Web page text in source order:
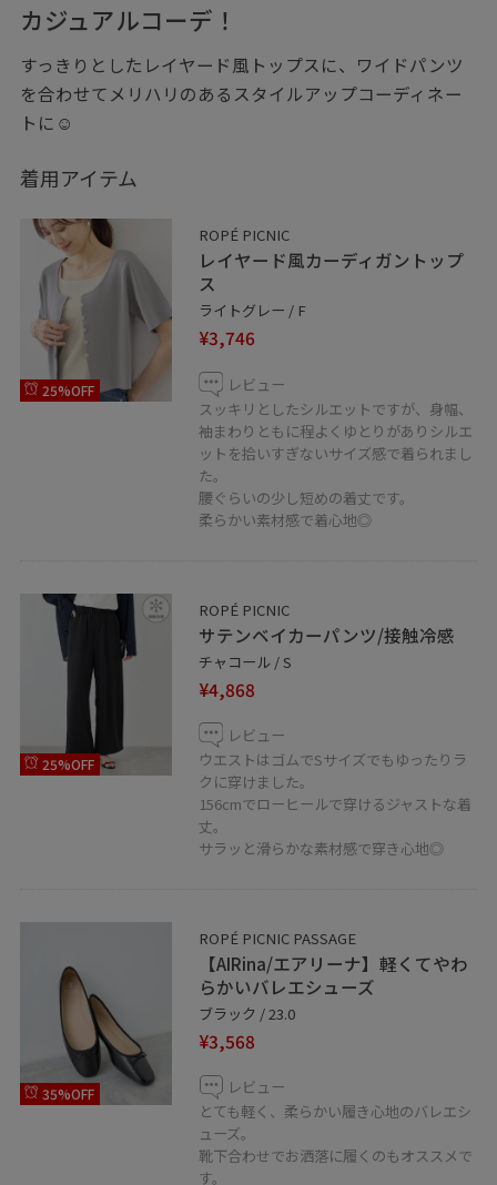
カジュアルコーデ！
すっきりとしたレイヤード風トップスに、ワイドパンツ
を合わせてメリハリのあるスタイルアップコーディネー
トに☺︎
着用アイテム
25%OFF
ROPÉ PICNIC
レイヤード風カーディガントップ
ス
ライトグレー / F
¥3,746
レビュー
スッキリとしたシルエットですが、身幅、
袖まわりともに程よくゆとりがありシルエ
ットを拾いすぎないサイズ感で着られまし
た。
腰ぐらいの少し短めの着丈です。
柔らかい素材感で着心地◎
25%OFF
ROPÉ PICNIC
サテンベイカーパンツ/接触冷感
チャコール / S
¥4,868
レビュー
ウエストはゴムでSサイズでもゆったりラ
クに穿けました。
156cmでローヒールで穿けるジャストな着
丈。
サラッと滑らかな素材感で穿き心地◎
35%OFF
ROPÉ PICNIC PASSAGE
【AIRina/エアリーナ】軽くてやわ
らかいバレエシューズ
ブラック / 23.0
¥3,568
レビュー
とても軽く、柔らかい履き心地のバレエシ
ューズ。
靴下合わせでお洒落に履くのもオススメで
す。